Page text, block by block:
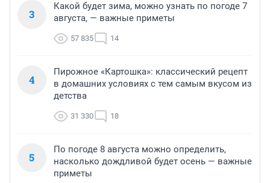
3
Какой будет зима, можно узнать по погоде 7
августа, — важные приметы
57 835 14
4
Пирожное «Картошка»: классический рецепт
в домашних условиях с тем самым вкусом из
детства
31 330 18
5
По погоде 8 августа можно определить,
насколько дождливой будет осень — важные
приметы